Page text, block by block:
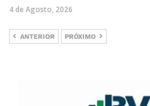
4 de Agosto, 2026
ANTERIOR PRÓXIMO